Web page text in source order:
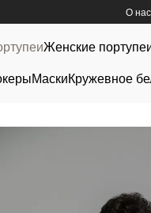
О нас
Женские
МаскиКружевное